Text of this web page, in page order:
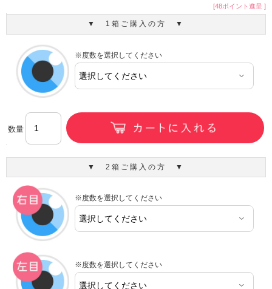
[48ポイント進呈 ]
▼ 1箱ご購入の方 ▼
※度数を選択してください
数量
▼ 2箱ご購入の方 ▼
※度数を選択してください
※度数を選択してください